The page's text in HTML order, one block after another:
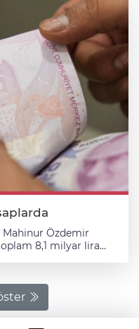
Mahinur Özdemir
8,1 milyar lira
bireylerin hayatın her
ve aynı zamanda
olmak amacıyla